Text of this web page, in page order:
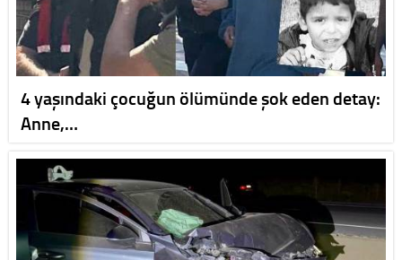
4 yaşındaki çocuğun ölümünde şok eden detay:
Anne,…